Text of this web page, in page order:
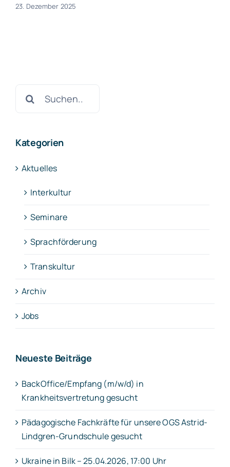
23. Dezember 2025
nach:
Kategorien
Aktuelles
Interkultur
Seminare
Sprachförderung
Transkultur
Archiv
Jobs
Neueste Beiträge
BackOffice/Empfang (m/w/d) in
Krankheitsvertretung gesucht
Pädagogische Fachkräfte für unsere OGS Astrid-
Lindgren-Grundschule gesucht
Ukraine in Bilk – 25.04.2026, 17:00 Uhr